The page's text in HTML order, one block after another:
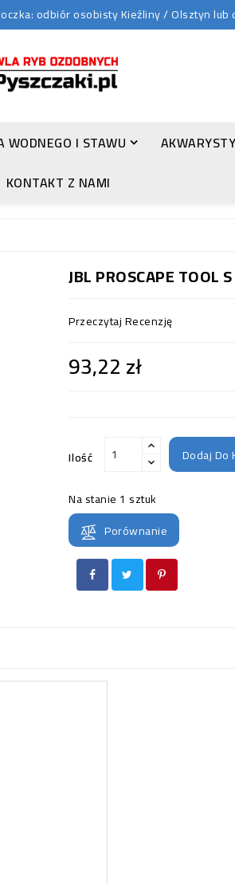
odbiór osobisty Kieźliny / Olsztyn
WODNEGO I STAWU
KONTAKT Z NAMI
JBL PROSCAPE TOOL
Przeczytaj Recenzję
93,22 zł
Ilość Dodaj Do
Na stanie 1 sztuk
Porównanie